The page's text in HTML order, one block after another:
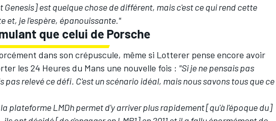
est quelque chose de différent, mais c'est ce qui rend cette
et, je l'espère, épanouissante."
que celui de Porsche
dans son crépuscule, même si Lotterer pense encore avoir
les 24 Heures du Mans une nouvelle fois : "Si je ne pensais pas
pas relevé ce défi. C'est un scénario idéal, mais nous savons tous que ce
plateforme LMDh permet d'y arriver plus rapidement [qu'à l'époque du]